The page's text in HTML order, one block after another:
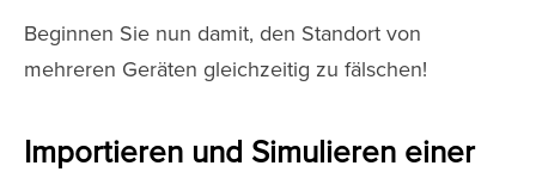
Beginnen Sie nun damit, den Standort von
mehreren Geräten gleichzeitig zu fälschen!
Importieren und Simulieren einer